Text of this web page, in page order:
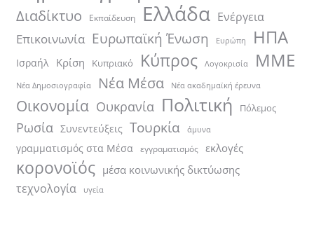
Διαδίκτυο Εκπαίδευση Ελλάδα Ενέργεια
Επικοινωνία Ευρωπαϊκή Ένωση Ευρώπη ΗΠΑ
Ισραήλ Κρίση Κυπριακό Κύπρος Λογοκρισία ΜΜΕ
Νέα Δημοσιογραφία Νέα Μέσα Νέα ακαδημαϊκή έρευνα
Οικονομία Ουκρανία Πολιτική Πόλεμος
Ρωσία Συνεντεύξεις Τουρκία άμυνα
γραμματισμός στα Μέσα εγγραματισμός εκλογές
κορονοϊός μέσα κοινωνικής δικτύωσης
τεχνολογία υγεία